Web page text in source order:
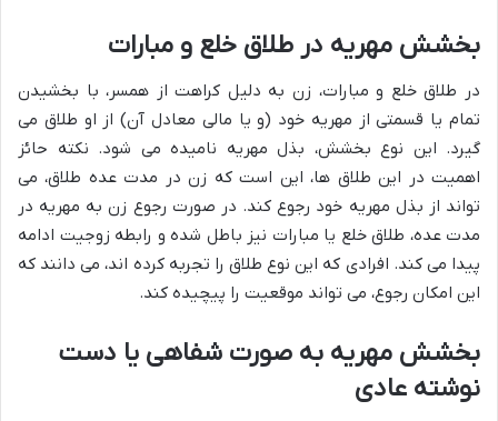
بخشش مهریه در طلاق خلع و مبارات
در طلاق خلع و مبارات، زن به دلیل کراهت از همسر، با بخشیدن
تمام یا قسمتی از مهریه خود (و یا مالی معادل آن) از او طلاق می
گیرد. این نوع بخشش، بذل مهریه نامیده می شود. نکته حائز
اهمیت در این طلاق ها، این است که زن در مدت عده طلاق، می
تواند از بذل مهریه خود رجوع کند. در صورت رجوع زن به مهریه در
مدت عده، طلاق خلع یا مبارات نیز باطل شده و رابطه زوجیت ادامه
پیدا می کند. افرادی که این نوع طلاق را تجربه کرده اند، می دانند که
این امکان رجوع، می تواند موقعیت را پیچیده کند.
بخشش مهریه به صورت شفاهی یا دست
نوشته عادی